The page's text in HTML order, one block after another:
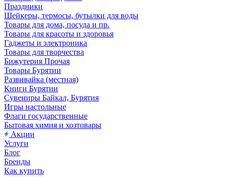
Праздники
Шейкеры, термосы, бутылки для воды
Товары для дома, посуда и пр.
Товары для красоты и здоровья
Гаджеты и электроника
Товары для творчества
Бижутерия Прочая
Товары Бурятии
Развивайка (местная)
Книги Бурятии
Сувениры Байкал, Бурятия
Игры настольные
Флаги государственные
Бытовая химия и хозтовары
Акции
Услуги
Блог
Бренды
Как купить